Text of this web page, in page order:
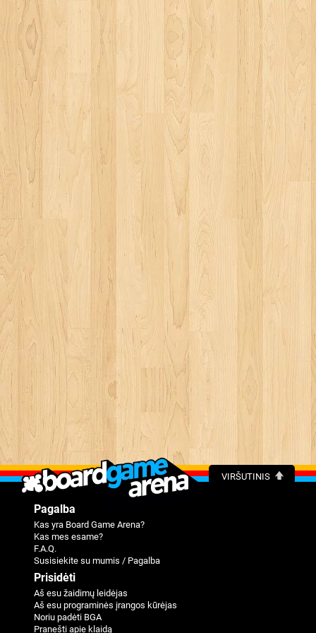
VIRŠUTINIS
Pagalba
Kas yra Board Game Arena?
Kas mes esame?
F.A.Q.
Susisiekite su mumis / Pagalba
Prisidėti
Aš esu žaidimų leidėjas
Aš esu programinės įrangos kūrėjas
Noriu padėti BGA
Pranešti apie klaidą